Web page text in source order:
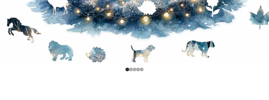
1 ögesine git
2 ögesine git
3 ögesine git
4 ögesine git
5 ögesine git